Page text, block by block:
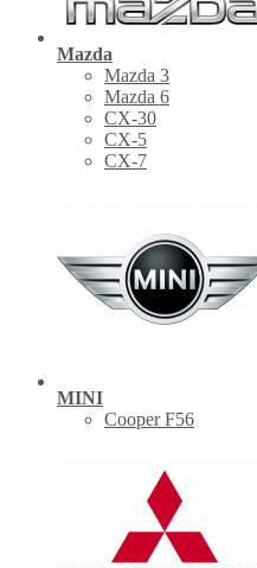
Mazda
Mazda 3
Mazda 6
CX-30
СХ-5
CX-7
MINI
Cooper F56